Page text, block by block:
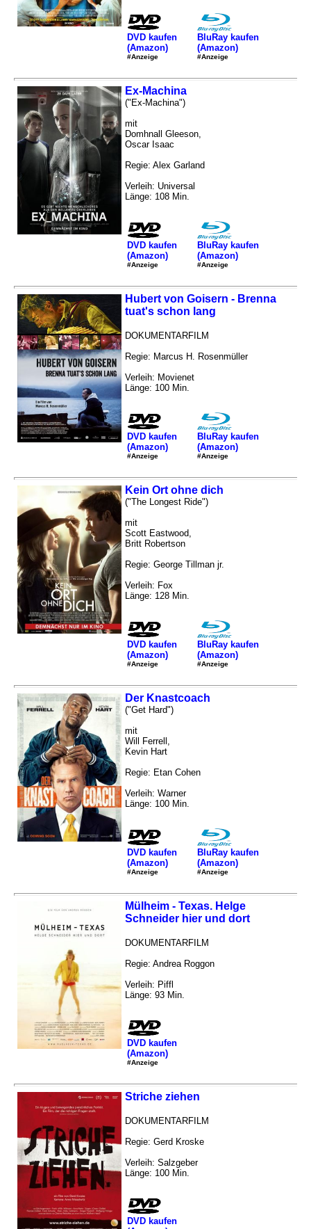
DVD kaufen
(Amazon)
#Anzeige
BluRay kaufen
(Amazon)
#Anzeige
Ex-Machina
("Ex-Machina")
mit
Domhnall Gleeson,
Oscar Isaac
Regie: Alex Garland
Verleih: Universal
Länge: 108 Min.
DVD kaufen
(Amazon)
#Anzeige
BluRay kaufen
(Amazon)
#Anzeige
Hubert von Goisern - Brenna
tuat's schon lang
DOKUMENTARFILM
Regie: Marcus H. Rosenmüller
Verleih: Movienet
Länge: 100 Min.
DVD kaufen
(Amazon)
#Anzeige
BluRay kaufen
(Amazon)
#Anzeige
Kein Ort ohne dich
("The Longest Ride")
mit
Scott Eastwood,
Britt Robertson
Regie: George Tillman jr.
Verleih: Fox
Länge: 128 Min.
DVD kaufen
(Amazon)
#Anzeige
BluRay kaufen
(Amazon)
#Anzeige
Der Knastcoach
("Get Hard")
mit
Will Ferrell,
Kevin Hart
Regie: Etan Cohen
Verleih: Warner
Länge: 100 Min.
DVD kaufen
(Amazon)
#Anzeige
BluRay kaufen
(Amazon)
#Anzeige
Mülheim - Texas. Helge
Schneider hier und dort
DOKUMENTARFILM
Regie: Andrea Roggon
Verleih: Piffl
Länge: 93 Min.
DVD kaufen
(Amazon)
#Anzeige
Striche ziehen
DOKUMENTARFILM
Regie: Gerd Kroske
Verleih: Salzgeber
Länge: 100 Min.
DVD kaufen